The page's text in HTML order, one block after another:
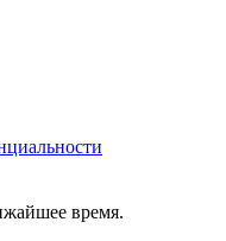
время.